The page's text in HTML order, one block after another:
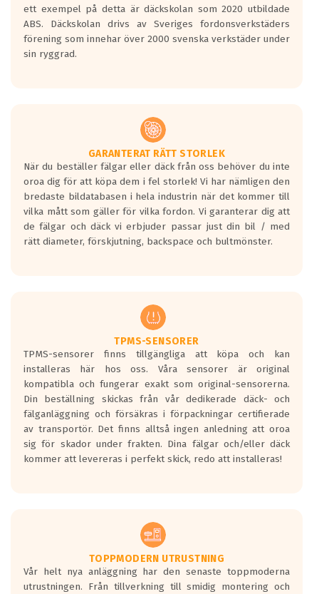
ett exempel på detta är däckskolan som 2020 utbildade
ABS. Däckskolan drivs av Sveriges fordonsverkstäders
förening som innehar över 2000 svenska verkstäder under
sin ryggrad.
GARANTERAT RÄTT STORLEK
När du beställer fälgar eller däck från oss behöver du inte
oroa dig för att köpa dem i fel storlek! Vi har nämligen den
bredaste bildatabasen i hela industrin när det kommer till
vilka mått som gäller för vilka fordon. Vi garanterar dig att
de fälgar och däck vi erbjuder passar just din bil / med
rätt diameter, förskjutning, backspace och bultmönster.
TPMS-SENSORER
TPMS-sensorer finns tillgängliga att köpa och kan
installeras här hos oss. Våra sensorer är original
kompatibla och fungerar exakt som original-sensorerna.
Din beställning skickas från vår dedikerade däck- och
fälganläggning och försäkras i förpackningar certifierade
av transportör. Det finns alltså ingen anledning att oroa
sig för skador under frakten. Dina fälgar och/eller däck
kommer att levereras i perfekt skick, redo att installeras!
TOPPMODERN UTRUSTNING
Vår helt nya anläggning har den senaste toppmoderna
utrustningen. Från tillverkning till smidig montering och